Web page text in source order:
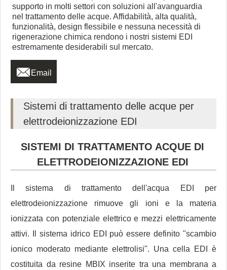
supporto in molti settori con soluzioni all'avanguardia
nel trattamento delle acque. Affidabilità, alta qualità,
funzionalità, design flessibile e nessuna necessità di
rigenerazione chimica rendono i nostri sistemi EDI
estremamente desiderabili sul mercato.
 Email
Sistemi di trattamento delle acque per
elettrodeionizzazione EDI
SISTEMI DI TRATTAMENTO ACQUE DI
ELETTRODEIONIZZAZIONE EDI
Il sistema di trattamento dell'acqua EDI per
elettrodeionizzazione rimuove gli ioni e la materia
ionizzata con potenziale elettrico e mezzi elettricamente
attivi. Il sistema idrico EDI può essere definito "scambio
ionico moderato mediante elettrolisi". Una cella EDI è
costituita da resine MBIX inserite tra una membrana a